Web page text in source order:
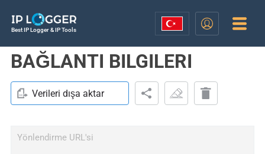
Best IP Logger & IP Tools
BAĞLANTI BILGILERI
Verileri dışa aktar
Yönlendirme URL'si